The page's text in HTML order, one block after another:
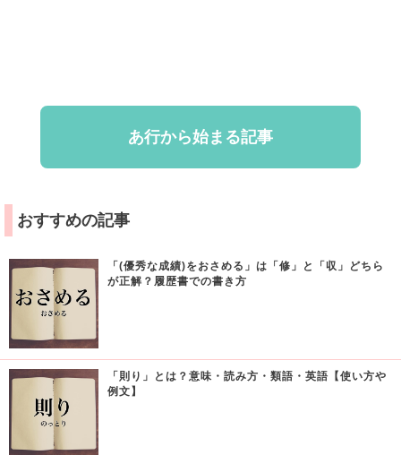
あ行から始まる記事
おすすめの記事
「(優秀な成績)をおさめる」は「修」と「収」どちら
が正解？履歴書での書き方
「則り」とは？意味・読み方・類語・英語【使い方や
例文】